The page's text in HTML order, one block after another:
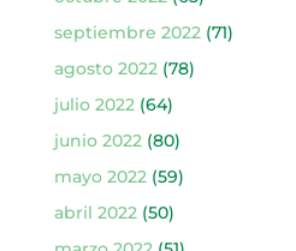
septiembre 2022(71)
agosto 2022(78)
julio 2022(64)
junio 2022(80)
mayo 2022(59)
abril 2022(50)